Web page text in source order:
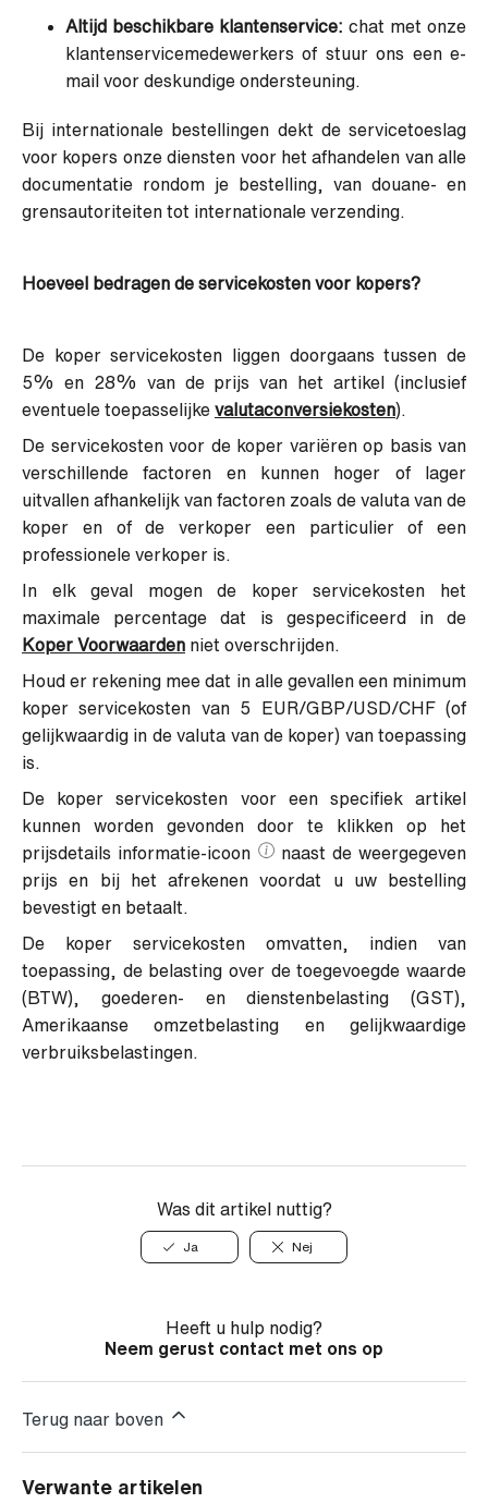
Altijd beschikbare klantenservice: chat met onze
klantenservicemedewerkers of stuur ons een e-
mail voor deskundige ondersteuning.
Bij internationale bestellingen dekt de servicetoeslag
voor kopers onze diensten voor het afhandelen van alle
documentatie rondom je bestelling, van douane- en
grensautoriteiten tot internationale verzending.
Hoeveel bedragen de servicekosten voor kopers?
De koper servicekosten liggen doorgaans tussen de
5% en 28% van de prijs van het artikel (inclusief
eventuele toepasselijke valutaconversiekosten).
De servicekosten voor de koper variëren op basis van
verschillende factoren en kunnen hoger of lager
uitvallen afhankelijk van factoren zoals de valuta van de
koper en of de verkoper een particulier of een
professionele verkoper is.
In elk geval mogen de koper servicekosten het
maximale percentage dat is gespecificeerd in de
Koper Voorwaarden niet overschrijden.
Houd er rekening mee dat in alle gevallen een minimum
koper servicekosten van 5 EUR/GBP/USD/CHF (of
gelijkwaardig in de valuta van de koper) van toepassing
is.
De koper servicekosten voor een specifiek artikel
kunnen worden gevonden door te klikken op het
prijsdetails informatie-icoon
naast de weergegeven
prijs en bij het afrekenen voordat u uw bestelling
bevestigt en betaalt.
De koper servicekosten omvatten, indien van
toepassing, de belasting over de toegevoegde waarde
(BTW), goederen- en dienstenbelasting (GST),
Amerikaanse omzetbelasting en gelijkwaardige
verbruiksbelastingen.
Was dit artikel nuttig?
Ja Nej
Heeft u hulp nodig?
Neem gerust contact met ons op
Terug naar boven
Verwante artikelen